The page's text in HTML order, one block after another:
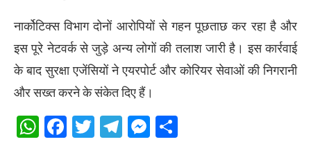
नार्कोटिक्स विभाग दोनों आरोपियों से गहन पूछताछ कर रहा है और
इस पूरे नेटवर्क से जुड़े अन्य लोगों की तलाश जारी है। इस कार्रवाई
के बाद सुरक्षा एजेंसियों ने एयरपोर्ट और कोरियर सेवाओं की निगरानी
और सख्त करने के संकेत दिए हैं।
WhatsApp
Facebook
Twitter
Telegram
Messenger